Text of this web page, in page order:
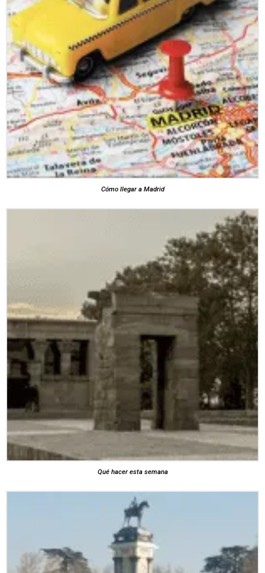
Cómo llegar a Madrid
Qué hacer esta semana